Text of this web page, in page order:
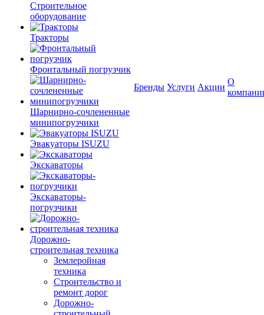
Строительное
оборудование
Тракторы
Фронтальный погрузчик
Шарнирно-сочлененные
минипогрузчики
Эвакуаторы ISUZU
Экскаваторы
Экскаваторы-
погрузчики
Дорожно-
строительная техника
Землеройная
техника
Строительство и
ремонт дорог
Дорожно-
Бренды Услуги Акции
О